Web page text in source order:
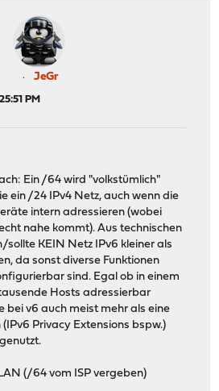
JeGr
PM
Ein /64 wird "volkstümlich"
ein /24 IPv4 Netz, auch wenn die
intern adressieren (wobei
nahe kommt). Aus technischen
sollte KEIN Netz IPv6 kleiner als
da sonst diverse Funktionen
sind. Egal ob in einem
Hosts adressierbar
bei v6 auch meist mehr als eine
Privacy Extensions bspw.)
(/64 vom ISP vergeben)